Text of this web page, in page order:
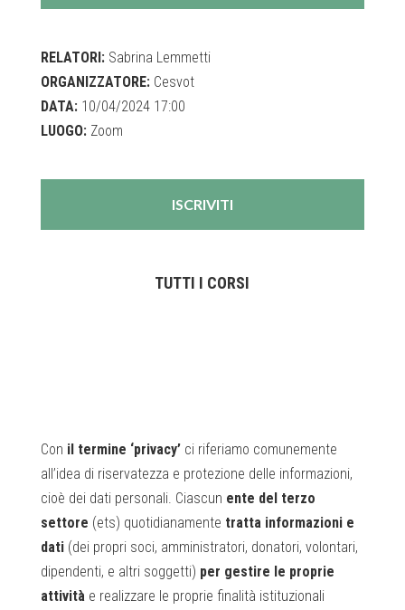
RELATORI:Sabrina Lemmetti
ORGANIZZATORE:Cesvot
DATA:10/04/2024 17:00
LUOGO:Zoom
ISCRIVITI
TUTTI I CORSI
Con il termine ‘privacy’ci riferiamo comunemente
all’idea di riservatezza e protezione delle informazioni,
cioè dei dati personali. Ciascun ente del terzo
settore (ets) quotidianamente tratta informazioni e
dati(dei propri soci, amministratori, donatori, volontari,
dipendenti, e altri soggetti) per gestire le proprie
attivitàe realizzare le proprie finalità istituzionali